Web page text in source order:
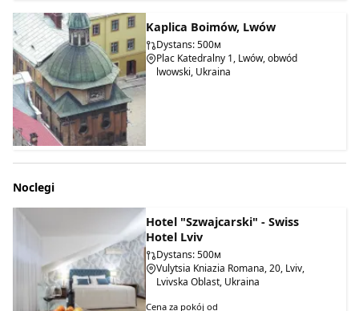
W dniu 27 grudnia 2007 r. w jednej z cel znaleziono freski
pochodzące z końca XVII i początku XVIII wieku. Według
ekspertów freski mają wartość ikonograficzną i historyczną.
Sama cela jest jedyną znaną celą na zachodniej Ukrainie z
freskami. W styczniu 2008 r. rozpoczęły się prace
Kaplica Boimów, Lwów
Dystans: 500м
Plac Katedralny 1, Lwów, obwód
lwowski, Ukraina
Noclegi
Hotel "Szwajcarski" - Swiss
Hotel Lviv
Dystans: 500м
Vulytsia Kniazia Romana, 20, Lviv,
Lvivska Oblast, Ukraina
Cena za pokój od